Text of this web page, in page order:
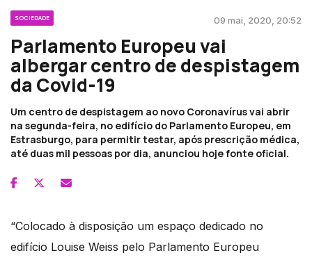
SOCIEDADE 09 mai, 2020, 20:52
Parlamento Europeu vai
albergar centro de despistagem
da Covid-19
Um centro de despistagem ao novo Coronavírus vai abrir
na segunda-feira, no edifício do Parlamento Europeu, em
Estrasburgo, para permitir testar, após prescrição médica,
até duas mil pessoas por dia, anunciou hoje fonte oficial.
“Colocado à disposição um espaço dedicado no
edifício Louise Weiss pelo Parlamento Europeu